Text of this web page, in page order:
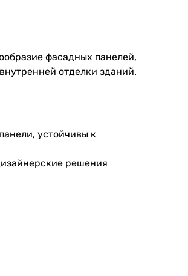
фасадных панелей,
отделки зданий.
устойчивы к
решения